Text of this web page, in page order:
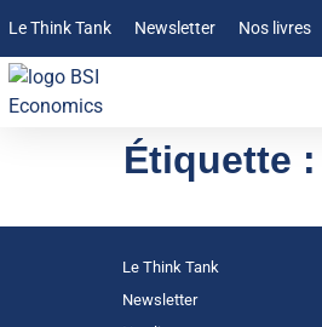
Le Think Tank Newsletter Nos livres
Étiquette :
Le Think Tank
Newsletter